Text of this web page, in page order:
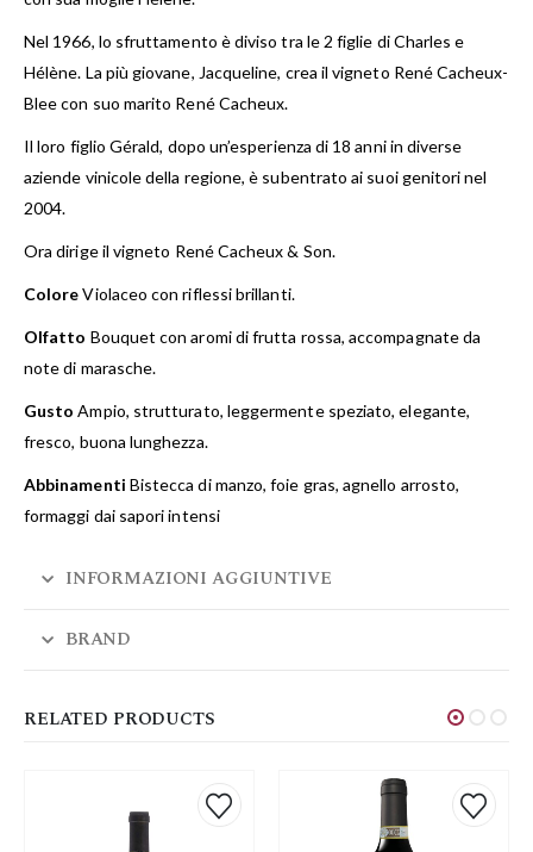
Nel 1966, lo sfruttamento è diviso tra le 2 figlie di Charles e
Hélène. La più giovane, Jacqueline, crea il vigneto René Cacheux-
Blee con suo marito René Cacheux.
Il loro figlio Gérald, dopo un’esperienza di 18 anni in diverse
aziende vinicole della regione, è subentrato ai suoi genitori nel
2004.
Ora dirige il vigneto René Cacheux & Son.
ColoreViolaceo con riflessi brillanti.
Olfatto Bouquet con aromi di frutta rossa, accompagnate da
note di marasche.
Gusto Ampio, strutturato, leggermente speziato, elegante,
fresco, buona lunghezza.
Abbinamenti Bistecca di manzo, foie gras, agnello arrosto,
formaggi dai sapori intensi
INFORMAZIONI AGGIUNTIVE
BRAND
RELATED PRODUCTS